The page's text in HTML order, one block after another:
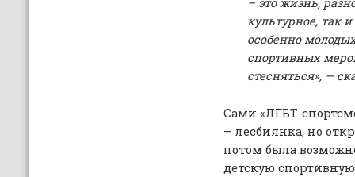
культурное, так
особенно
спортивных
стесняться», —
Сами «ЛГБТ-
— лесбиянка, но
потом была
детскую